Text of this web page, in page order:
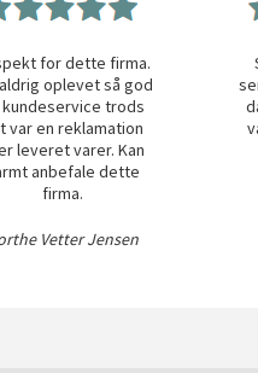
for dette firma.
oplevet så god
kundeservice trods
var en reklamation
leveret varer. Kan
anbefale dette
firma.
Vetter Jensen